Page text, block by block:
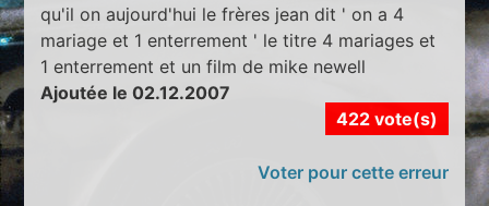
qu'il on aujourd'hui le frères jean dit ' on a 4
mariage et 1 enterrement ' le titre 4 mariages et
1 enterrement et un film de mike newell
Ajoutée le 02.12.2007
422 vote(s)
Voter pour cette erreur